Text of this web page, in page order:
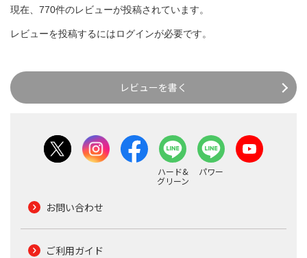
現在、770件のレビューが投稿されています。
レビューを投稿するにはログインが必要です。
レビューを書く
ハード&
グリーン
パワー
お問い合わせ
ご利用ガイド